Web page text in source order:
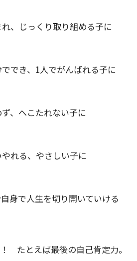
、じっくり取り組める子に
でき、1人でがんばれる子に
、へこたれない子に
れる、やさしい子に
身で人生を切り開いていける
たとえば最後の自己肯定力。